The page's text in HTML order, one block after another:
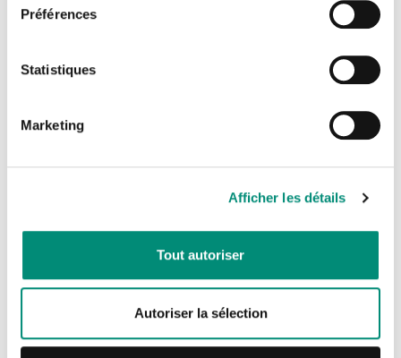
Préférences
Statistiques
Marketing
Afficher les détails
Tout autoriser
Autoriser la sélection
inscription proposée sur le site Internet ou
àinscription@oieau.fr
administratives et de places disponibles sur la
En préparation de la formation, un lien au
questionnaire préparatoire est adressé à chaque
participant par mail.
Les formations inter-entreprises sont confirmées en
Je n'ai pas de compte
CRÉER UN COMPTE